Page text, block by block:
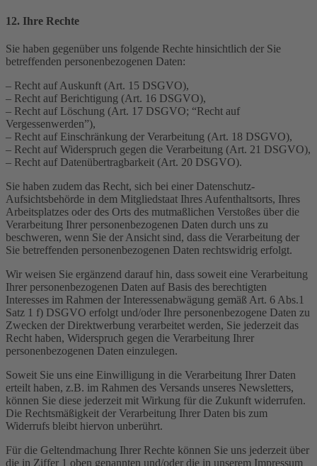
12. Ihre Rechte
Sie haben gegenüber uns folgende Rechte hinsichtlich der Sie
betreffenden personenbezogenen Daten:
– Recht auf Auskunft (Art. 15 DSGVO),
– Recht auf Berichtigung (Art. 16 DSGVO),
– Recht auf Löschung (Art. 17 DSGVO; “Recht auf
Vergessenwerden”),
– Recht auf Einschränkung der Verarbeitung (Art. 18 DSGVO),
– Recht auf Widerspruch gegen die Verarbeitung (Art. 21 DSGVO),
– Recht auf Datenübertragbarkeit (Art. 20 DSGVO).
Sie haben zudem das Recht, sich bei einer Datenschutz-
Aufsichtsbehörde in dem Mitgliedstaat Ihres Aufenthaltsorts, Ihres
Arbeitsplatzes oder des Orts des mutmaßlichen Verstoßes über die
Verarbeitung Ihrer personenbezogenen Daten durch uns zu
beschweren, wenn Sie der Ansicht sind, dass die Verarbeitung der
Sie betreffenden personenbezogenen Daten rechtswidrig erfolgt.
Wir weisen Sie ergänzend darauf hin, dass soweit eine Verarbeitung
Ihrer personenbezogenen Daten auf Basis des berechtigten
Interesses im Rahmen der Interessenabwägung gemäß Art. 6 Abs.1
Satz 1 f) DSGVO erfolgt und/oder Ihre personenbezogene Daten zu
Zwecken der Direktwerbung verarbeitet werden, Sie jederzeit das
Recht haben, Widerspruch gegen die Verarbeitung Ihrer
personenbezogenen Daten einzulegen.
Soweit Sie uns eine Einwilligung in die Verarbeitung Ihrer Daten
erteilt haben, z.B. im Rahmen des Versands unseres Newsletters,
können Sie diese jederzeit mit Wirkung für die Zukunft widerrufen.
Die Rechtsmäßigkeit der Verarbeitung Ihrer Daten bis zum
Widerrufs bleibt hiervon unberührt.
Für die Geltendmachung Ihrer Rechte können Sie uns jederzeit über
die in Ziffer 1 oben genannten und/oder die in unserem Impressum